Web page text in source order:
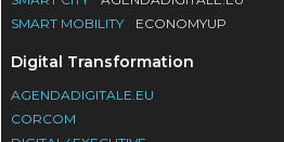
SMART MOBILITY
ECONOMYUP
Digital Transformation
AGENDADIGITALE.EU
CORCOM